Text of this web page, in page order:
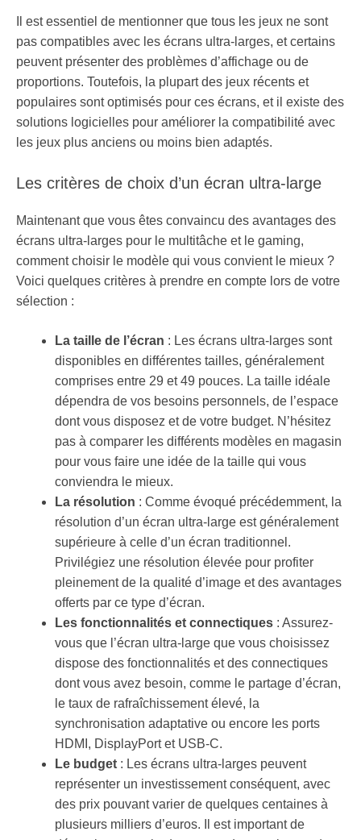
Il est essentiel de mentionner que tous les jeux ne sont
pas compatibles avec les écrans ultra-larges, et certains
peuvent présenter des problèmes d’affichage ou de
proportions. Toutefois, la plupart des jeux récents et
populaires sont optimisés pour ces écrans, et il existe des
solutions logicielles pour améliorer la compatibilité avec
les jeux plus anciens ou moins bien adaptés.
Les critères de choix d’un écran ultra-large
Maintenant que vous êtes convaincu des avantages des
écrans ultra-larges pour le multitâche et le gaming,
comment choisir le modèle qui vous convient le mieux ?
Voici quelques critères à prendre en compte lors de votre
sélection :
La taille de l’écran : Les écrans ultra-larges sont
disponibles en différentes tailles, généralement
comprises entre 29 et 49 pouces. La taille idéale
dépendra de vos besoins personnels, de l’espace
dont vous disposez et de votre budget. N’hésitez
pas à comparer les différents modèles en magasin
pour vous faire une idée de la taille qui vous
conviendra le mieux.
La résolution : Comme évoqué précédemment, la
résolution d’un écran ultra-large est généralement
supérieure à celle d’un écran traditionnel.
Privilégiez une résolution élevée pour profiter
pleinement de la qualité d’image et des avantages
offerts par ce type d’écran.
Les fonctionnalités et connectiques : Assurez-
vous que l’écran ultra-large que vous choisissez
dispose des fonctionnalités et des connectiques
dont vous avez besoin, comme le partage d’écran,
le taux de rafraîchissement élevé, la
synchronisation adaptative ou encore les ports
HDMI, DisplayPort et USB-C.
Le budget : Les écrans ultra-larges peuvent
représenter un investissement conséquent, avec
des prix pouvant varier de quelques centaines à
plusieurs milliers d’euros. Il est important de